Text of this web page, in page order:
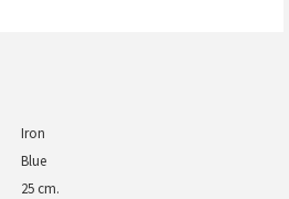
Iron
Blue
25 cm.